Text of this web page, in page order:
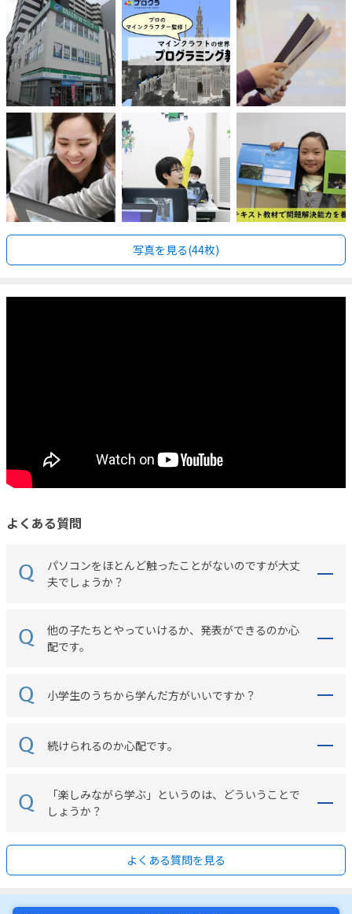
写真を見る(44枚)
よくある質問
パソコンをほとんど触ったことがないのですが大丈
夫でしょうか？
他の子たちとやっていけるか、発表ができるのか心
配です。
小学生のうちから学んだ方がいいですか？
続けられるのか心配です。
「楽しみながら学ぶ」というのは、どういうことで
しょうか？
よくある質問を見る